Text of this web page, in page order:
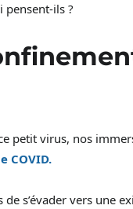
pensent-ils ?
petit virus, nos
COVID.
de s’évader vers une